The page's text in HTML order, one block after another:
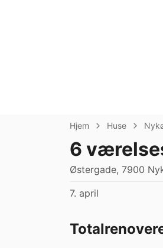
Hjem Huse
6
Østergade, 7900
7. april